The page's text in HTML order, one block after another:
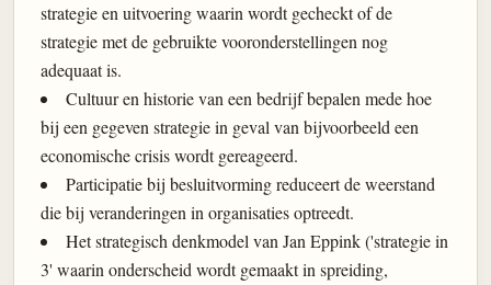
strategie en uitvoering waarin wordt gecheckt of de
strategie met de gebruikte vooronderstellingen nog
adequaat is.
Cultuur en historie van een bedrijf bepalen mede hoe
bij een gegeven strategie in geval van bijvoorbeeld een
economische crisis wordt gereageerd.
Participatie bij besluitvorming reduceert de weerstand
die bij veranderingen in organisaties optreedt.
Het strategisch denkmodel van Jan Eppink ('strategie in
3' waarin onderscheid wordt gemaakt in spreiding,